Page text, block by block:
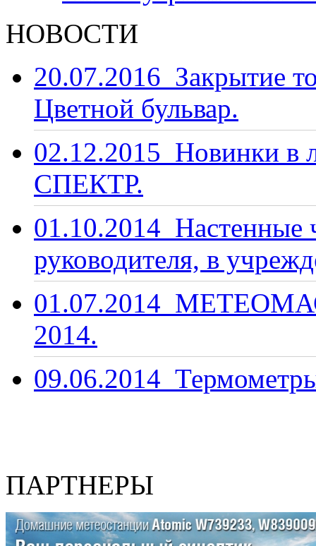
НОВОСТИ
20.07.2016 Закрытие
Цветной бульвар.
02.12.2015 Новинки в
СПЕКТР.
01.10.2014 Настенные
руководителя, в
01.07.2014
2014.
09.06.2014
ПАРТНЕРЫ